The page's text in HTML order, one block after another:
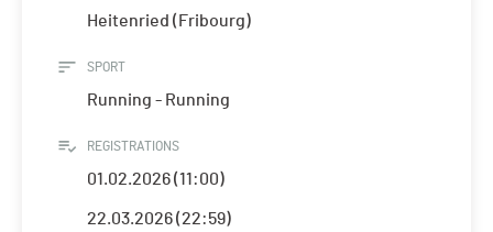
Heitenried (Fribourg)
SPORT
Running - Running
REGISTRATIONS
01.02.2026 (11:00)
22.03.2026 (22:59)